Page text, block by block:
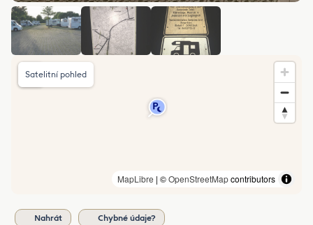
MapLibre | ©OpenStreetMapcontributors
Satelitní pohled
Nahrát Chybné údaje?